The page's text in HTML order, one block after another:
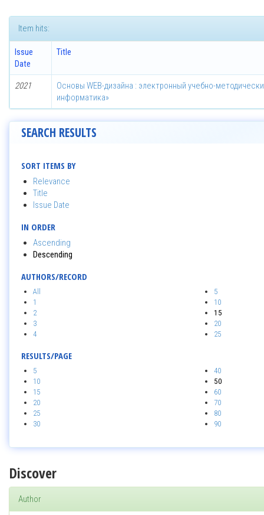
Item hits:
Issue
Date
Title
2021
Основы WEB-дизайна : электронный учебно-
информатика»
SEARCH RESULTS
SORT ITEMS BY
Relevance
Title
Issue Date
IN ORDER
Ascending
Descending
AUTHORS/RECORD
All
1
2
3
4
5
10
15
20
25
RESULTS/PAGE
5
10
15
20
25
30
40
50
60
70
80
90
Discover
Author